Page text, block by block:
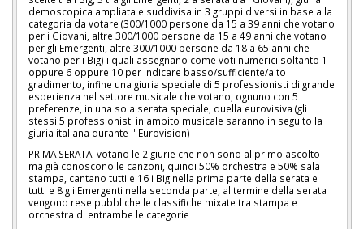
demoscopica ampliata e suddivisa in 3 gruppi diversi in base alla
categoria da votare (300/1000 persone da 15 a 39 anni che votano
per i Giovani, altre 300/1000 persone da 15 a 49 anni che votano
per gli Emergenti, altre 300/1000 persone da 18 a 65 anni che
votano per i Big) i quali assegnano come voti numerici soltanto 1
oppure 6 oppure 10 per indicare basso/sufficiente/alto
gradimento, infine una giuria speciale di 5 professionisti di grande
esperienza nel settore musicale che votano, ognuno con 5
preferenze, in una sola serata speciale, quella eurovisiva (gli
stessi 5 professionisti in ambito musicale saranno in seguito la
giuria italiana durante l' Eurovision)
PRIMA SERATA: votano le 2 giurie che non sono al primo ascolto
ma già conoscono le canzoni, quindi 50% orchestra e 50% sala
stampa, cantano tutti e 16 i Big nella prima parte della serata e
tutti e 8 gli Emergenti nella seconda parte, al termine della serata
vengono rese pubbliche le classifiche mixate tra stampa e
orchestra di entrambe le categorie